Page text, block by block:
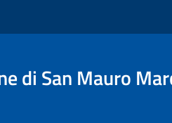
di San Mauro